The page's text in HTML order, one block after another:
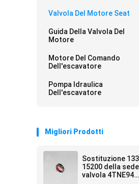
Valvola Del Motore Seat
Guida Della Valvola Del
Motore
Motore Del Comando
Dell'escavatore
Pompa Idraulica
Dell'escavatore
Migliori Prodotti
Sostituzione
15200 della sede
valvola 4TNE94